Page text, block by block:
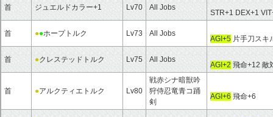
首 ジュエルドカラー+1 Lv70 All Jobs
STR+1 DEX+1
首 ●●ホープトルク Lv73 All Jobs
AGI+5 片手刀スキ
首 ●クレステッドトルク Lv75 All Jobs
AGI+2 飛命+12 敵
首 ●アルクティエトルク Lv80
戦赤シナ暗獣吟
狩侍忍竜青コ踊
剣
AGI+6 飛命+6